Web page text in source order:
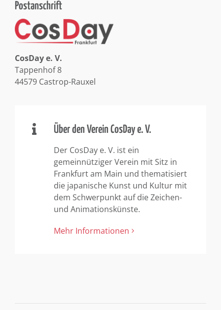
Postanschrift
CosDay e. V.
Tappenhof 8
44579 Castrop-Rauxel
Über den Verein CosDay e. V.
Der CosDay e. V. ist ein
gemeinnütziger Verein mit Sitz in
Frankfurt am Main und thematisiert
die japanische Kunst und Kultur mit
dem Schwerpunkt auf die Zeichen-
und Animationskünste.
Mehr Informationen